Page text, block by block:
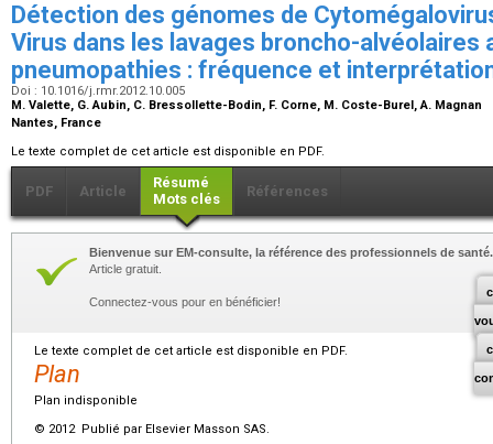
Détection des génomes de
Virus dans les lavages broncho-alvéolaires
pneumopathies : fréquence et
Doi : 10.1016/j.rmr.2012.10.005
M. Valette, G. Aubin, C. Bressollette-Bodin, F. Corne, M. Coste-Burel, A. Magnan
Nantes, France
Le texte complet de cet article est disponible en PDF.
PDF Article
Résumé
Mots clés
Références
Bienvenue sur EM-consulte, la référence des professionnels de santé.
Article gratuit.
Connectez-vous pour en bénéficier!
Le texte complet de cet article est disponible en PDF.
Plan
Plan indisponible
© 2012 Publié par Elsevier Masson SAS.